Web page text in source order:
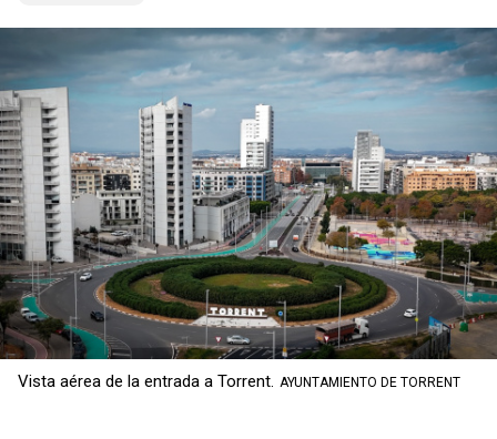
Vista aérea de la entrada a Torrent. AYUNTAMIENTO DE TORRENT